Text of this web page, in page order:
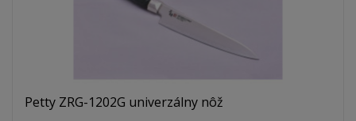
Petty ZRG-1202G univerzálny nôž